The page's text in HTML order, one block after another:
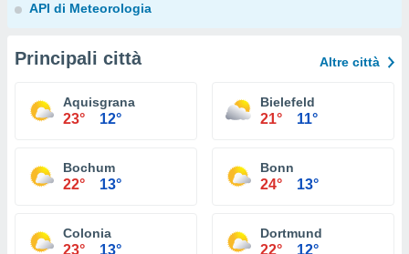
API di Meteorologia
Principali città Altre città
Aquisgrana
23° 12°
Bielefeld
21° 11°
Bochum
22° 13°
Bonn
24° 13°
Colonia
23° 13°
Dortmund
22° 12°